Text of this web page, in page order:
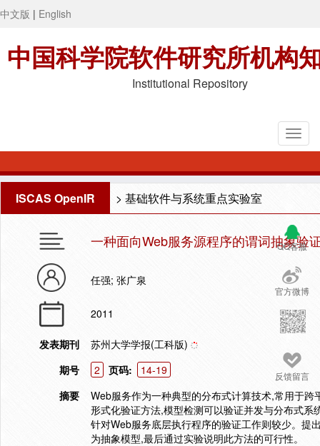
中文版 | English
中国科学院软件研究所机构
Institutional Repository
ISCAS OpenIR > 基础软件与系统重点实验室
QQ客服
官方微博
反馈留言
一种面向Web服务源程序的谓词抽象验
任强; 张广泉
2011
发表期刊
苏州大学学报(工科版)
期号
2 页码:
14-19
摘要
Web服务作为一种典型的分布式计算技术,常用于
形式化验证方法,模型检测可以验证并发与分布式
针对Web服务底层执行程序的验证工作则较少。提
为抽象模型,最后通过实验说明此方法的可行性。